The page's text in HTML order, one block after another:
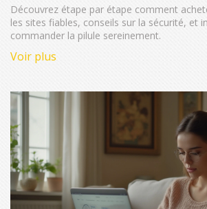
Découvrez étape par étape comment
les sites fiables, conseils sur la sécurité, et
commander la pilule sereinement.
Voir plus